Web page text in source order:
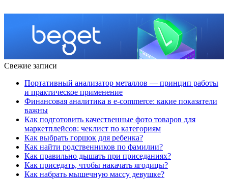
Свежие записи
Портативный анализатор металлов — принцип работы
и практическое применение
Финансовая аналитика в e-commerce: какие показатели
важны
Как подготовить качественные фото товаров для
маркетплейсов: чеклист по категориям
Как выбрать горшок для ребенка?
Как найти родственников по фамилии?
Как правильно дышать при приседаниях?
Как приседать, чтобы накачать ягодицы?
Как набрать мышечную массу девушке?